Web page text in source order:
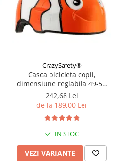
CrazySafety®
Casca bicicleta copii,
dimensiune reglabila 49-55
cm, 2-7 ani, Diverse modele
242,68 Lei
de la 189,00 Lei
IN STOC
VEZI VARIANTE